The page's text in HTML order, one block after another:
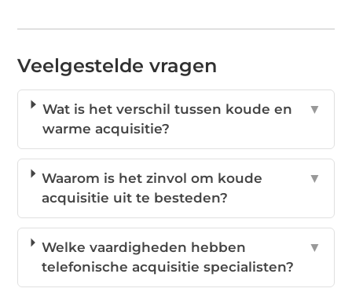
Veelgestelde vragen
Wat is het verschil tussen koude en
warme acquisitie?
▼
Waarom is het zinvol om koude
acquisitie uit te besteden?
▼
Welke vaardigheden hebben
telefonische acquisitie specialisten?
▼